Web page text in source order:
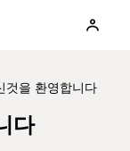
것을 환영합니다
다